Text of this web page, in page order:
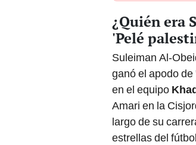
¿Quién era
'Pelé
Suleiman Al-
ganó el apodo
en el equipo
Amari en la
largo de su
estrellas del